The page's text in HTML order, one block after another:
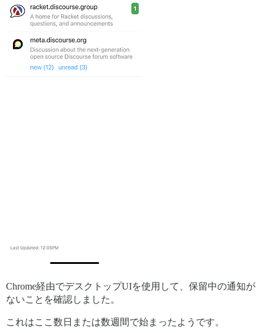
Chrome経由でデスクトップUIを使用して、保留中の通知が
ないことを確認しました。
これはここ数日または数週間で始まったようです。